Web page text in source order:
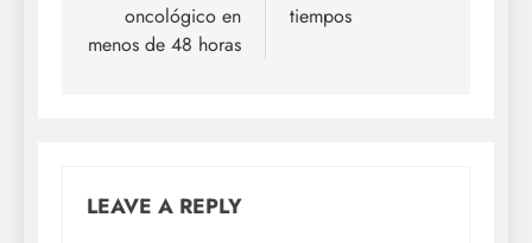
oncológico en
menos de 48 horas
tiempos
LEAVE A REPLY